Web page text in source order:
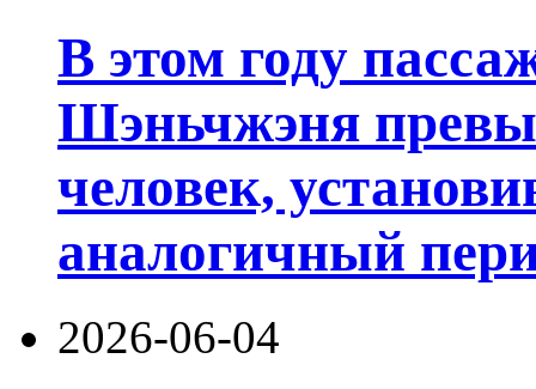
В этом году
Шэньчжэня
человек,
аналогичный
2026-06-04